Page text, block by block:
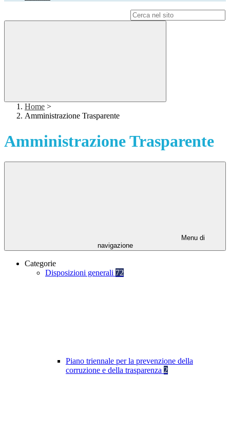
Home >
Amministrazione Trasparente
Amministrazione Trasparente
Menu di
navigazione
Categorie
Disposizioni generali 72
Piano triennale per la prevenzione della
corruzione e della trasparenza 2